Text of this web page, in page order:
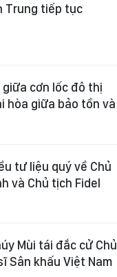
Trung tiếp tục
giữa cơn lốc đô thị
hòa giữa bảo tồn và
tư liệu quý về Chủ
và Chủ tịch Fidel
Mùi tái đắc cử Chủ
Sân khấu Việt Nam